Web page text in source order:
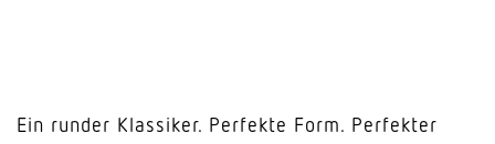
Ein runder Klassiker. Perfekte Form. Perfekter